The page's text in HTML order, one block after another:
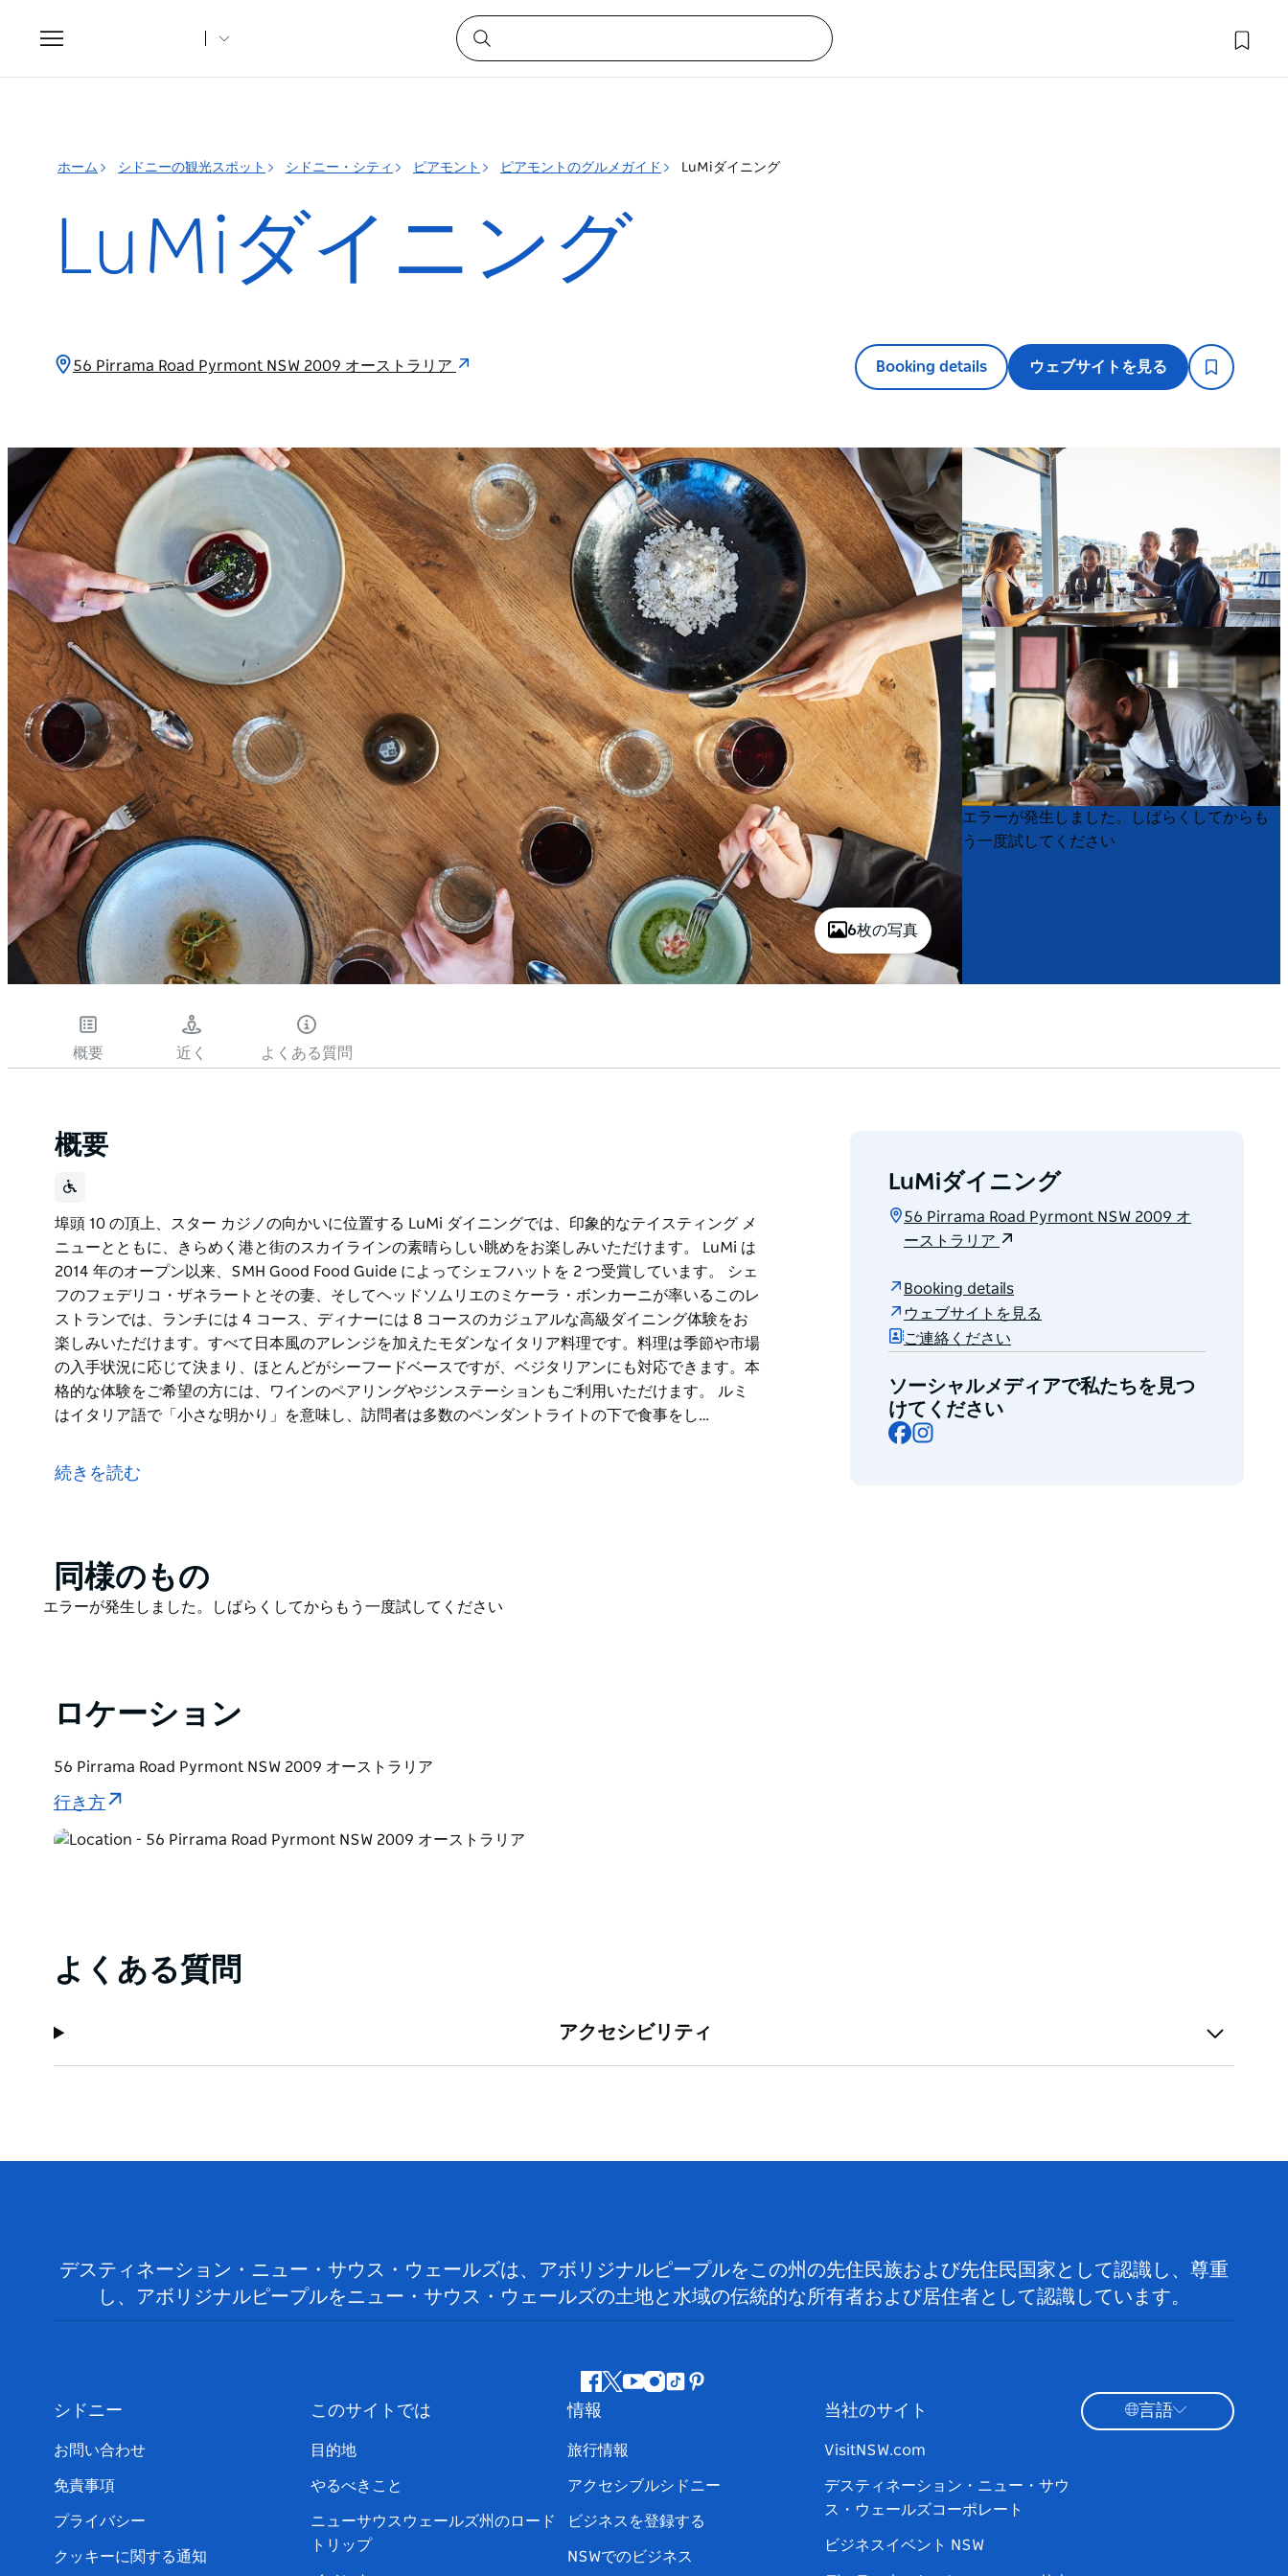
Toggle
navigation
ホーム シドニーの観光スポット シドニー・シティ ピアモント ピアモントのグルメガイド LuMiダイニング
LuMiダイニング
56 Pirrama Road Pyrmont NSW 2009 オーストラリア Booking details ウェブサイトを見る
6枚の写真
Product
List
Product
List
エラーが発生しました。しばらくしてからも
う一度試してください
概要 近く よくある質問
概要
埠頭 10 の頂上、スター カジノの向かいに位置する LuMi ダイニングでは、印象的なテイスティング メ
ニューとともに、きらめく港と街のスカイラインの素晴らしい眺めをお楽しみいただけます。 LuMi は
2014 年のオープン以来、SMH Good Food Guide によってシェフハットを 2 つ受賞しています。 シェ
フのフェデリコ・ザネラートとその妻、そしてヘッドソムリエのミケーラ・ボンカーニが率いるこのレ
ストランでは、ランチには 4 コース、ディナーには 8 コースのカジュアルな高級ダイニング体験をお
楽しみいただけます。すべて日本風のアレンジを加えたモダンなイタリア料理です。料理は季節や市場
の入手状況に応じて決まり、ほとんどがシーフードベースですが、ベジタリアンにも対応できます。本
格的な体験をご希望の方には、ワインのペアリングやジンステーションもご利用いただけます。 ルミ
はイタリア語で「小さな明かり」を意味し、訪問者は多数のペンダントライトの下で食事をし…
ニューとともに、きらめく港と街のスカイラインの素晴らしい眺めをお楽しみいただけます。 LuMi は
2014 年のオープン以来、SMH Good Food Guide によってシェフハットを 2 つ受賞しています。
をお楽しみいただけます。すべて日本風のアレンジを加えたモダンなイタリア料理です。料理は季節や
市場の入手状況に応じて決まり、ほとんどがシーフードベースですが、ベジタリアンにも対応できま
す。本格的な体験をご希望の方には、ワインのペアリングやジンステーションもご利用いただけます。
続きを読む
LuMiダイニング
56 Pirrama Road Pyrmont NSW 2009 オ
ーストラリア
Booking details
ウェブサイトを見る
ご連絡ください
ソーシャルメディアで私たちを見つ
けてください
Facebook
Product
List
同様のもの
Product
エラーが発生しました。しばらくしてからもう一度試してください
ロケーション
56 Pirrama Road Pyrmont NSW 2009 オーストラリア
行き方
よくある質問
アクセシビリティ
デスティネーション・ニュー・サウス・ウェールズは、アボリジナルピープルをこの州の先住民族および先住民国家として認識し、尊重
し、アボリジナルピープルをニュー・サウス・ウェールズの土地と水域の伝統的な所有者および居住者として認識しています。
フ
ェ
イ
ブ
ッ
ツ
ッ
ー
ユ
ー
ブ
イ
グ
ラ
テ
ト
ッ
ピ
ス
ト
シドニー
お問い合わせ
免責事項
プライバシー
クッキーに関する通知
このサイトでは
目的地
やるべきこと
ニューサウスウェールズ州のロード
トリップ
情報
旅行情報
アクセシブルシドニー
ビジネスを登録する
NSWでのビジネス
当社のサイト
VisitNSW.com
デスティネーション・ニュー・サウ
ス・ウェールズコーポレート
ビジネスイベント NSW
言語